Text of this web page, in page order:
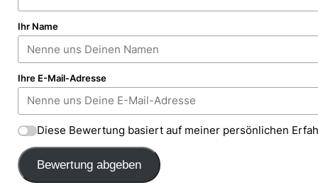
Ihr Name
Ihre E-Mail-Adresse
Diese Bewertung basiert auf meiner persönlichen
Bewertung abgeben